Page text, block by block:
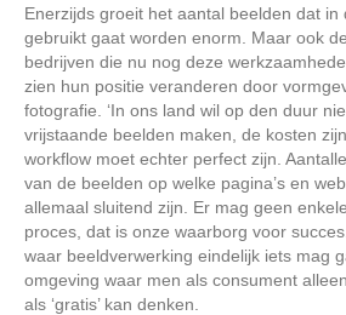
Enerzijds groeit het aantal beelden dat in
gebruikt gaat worden enorm. Maar ook
bedrijven die nu nog deze
zien hun positie veranderen door
fotografie. ‘In ons land wil op den duur
vrijstaande beelden maken, de kosten
workflow moet echter perfect zijn.
van de beelden op welke pagina’s en
allemaal sluitend zijn. Er mag geen
proces, dat is onze waarborg voor
waar beeldverwerking eindelijk iets mag
omgeving waar men als consument
als ‘gratis’ kan denken.